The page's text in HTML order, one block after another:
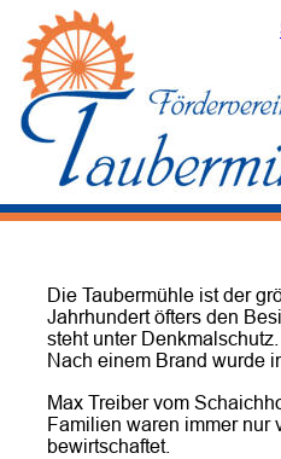
Die Taubermühle ist der
Jahrhundert öfters den
steht unter Denkmalschutz.
Nach einem Brand wurde
Max Treiber vom
Familien waren immer nur
bewirtschaftet.